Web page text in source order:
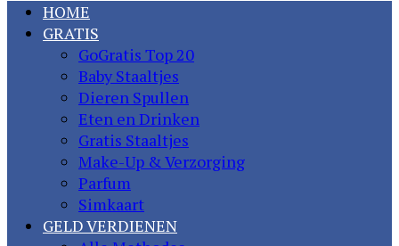
HOME
GRATIS
GoGratis Top 20
Baby Staaltjes
Dieren Spullen
Eten en Drinken
Gratis Staaltjes
Make-Up & Verzorging
Parfum
Simkaart
GELD VERDIENEN